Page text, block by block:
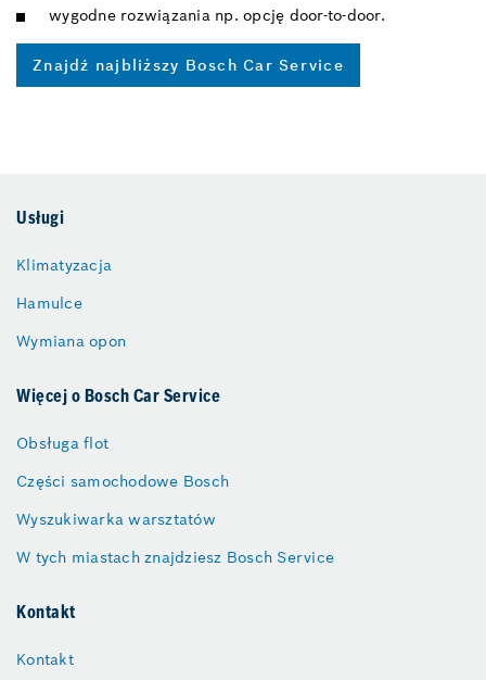
wygodne rozwiązania np. opcję door-to-door.
Znajdź najbliższy Bosch Car Service
Usługi
Klimatyzacja
Hamulce
Wymiana opon
Więcej o Bosch Car Service
Obsługa flot
Części samochodowe Bosch
Wyszukiwarka warsztatów
W tych miastach znajdziesz Bosch Service
Kontakt
Kontakt